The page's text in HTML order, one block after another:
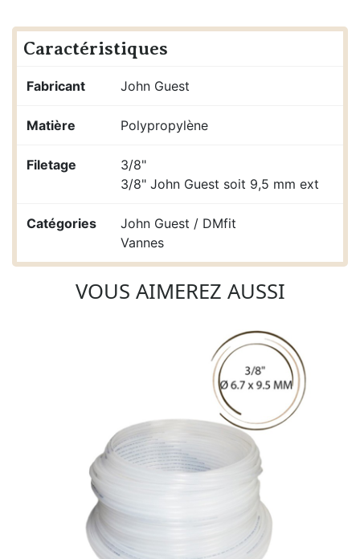
Caractéristiques
Fabricant John Guest
Matière Polypropylène
Filetage
3/8"
3/8" John Guest soit 9,5 mm ext
Catégories
John Guest / DMfit
Vannes
VOUS AIMEREZ AUSSI